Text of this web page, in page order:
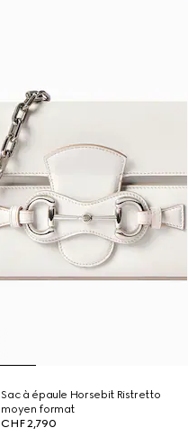
Sac à épaule Horsebit Ristretto
moyen format
CHF 2,790